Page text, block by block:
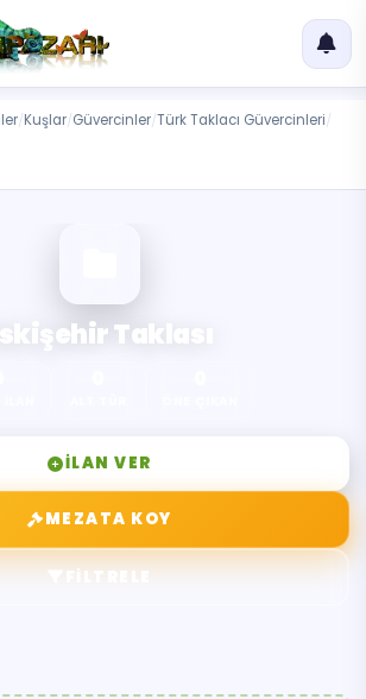
Kuşlar Güvercinler Türk Taklacı Güvercinleri
Eskişehir Taklası
İLAN VER
MEZATA KOY
FILTRELE